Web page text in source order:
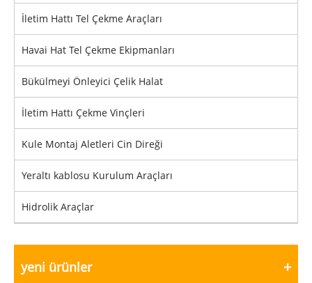
İletim Hattı Tel Çekme Araçları
Havai Hat Tel Çekme Ekipmanları
Bükülmeyi Önleyici Çelik Halat
İletim Hattı Çekme Vinçleri
Kule Montaj Aletleri Cin Direği
Yeraltı kablosu Kurulum Araçları
Hidrolik Araçlar
yeni ürünler